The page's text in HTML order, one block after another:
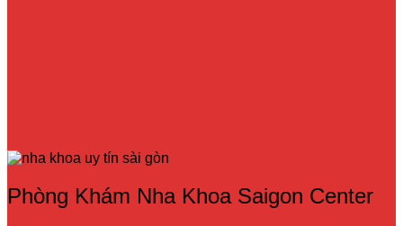
Phòng Khám Nha Khoa Saigon Center